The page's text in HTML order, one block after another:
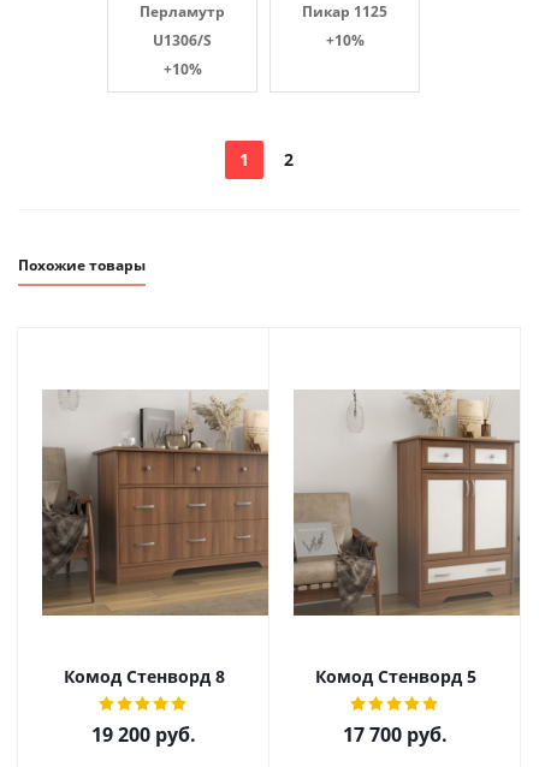
Перламутр
U1306/S
+10%
Пикар 1125
+10%
1 2
Похожие товары
Комод Стенворд 8
19 200 руб.
Комод Стенворд 5
17 700 руб.